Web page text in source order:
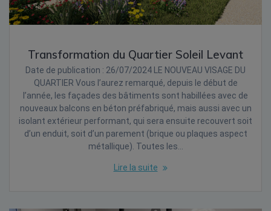
Transformation du Quartier Soleil Levant
Date de publication : 26/07/2024 LE NOUVEAU VISAGE DU
QUARTIER Vous l’aurez remarqué, depuis le début de
l’année, les façades des bâtiments sont habillées avec de
nouveaux balcons en béton préfabriqué, mais aussi avec un
isolant extérieur performant, qui sera ensuite recouvert soit
d’un enduit, soit d’un parement (brique ou plaques aspect
métallique). Toutes les…
Lire la suite